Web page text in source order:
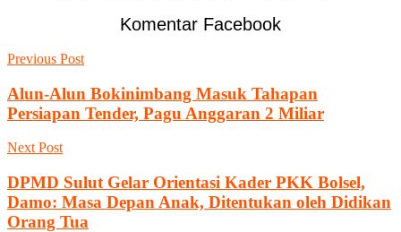
Komentar Facebook
Previous Post
Alun-Alun Bokinimbang Masuk Tahapan
Persiapan Tender, Pagu Anggaran 2 Miliar
Next Post
DPMD Sulut Gelar Orientasi Kader PKK Bolsel,
Damo: Masa Depan Anak, Ditentukan oleh Didikan
Orang Tua